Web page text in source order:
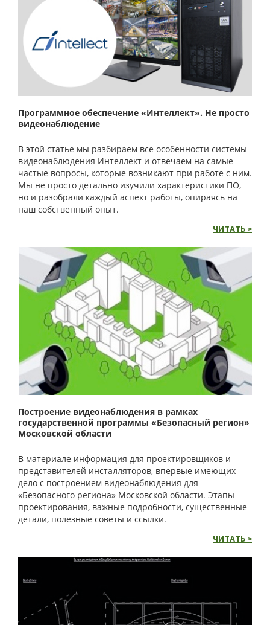
Программное обеспечение «Интеллект». Не просто
видеонаблюдение
В этой статье мы разбираем все особенности системы
видеонаблюдения Интеллект и отвечаем на самые
частые вопросы, которые возникают при работе с ним.
Мы не просто детально изучили характеристики ПО,
но и разобрали каждый аспект работы, опираясь на
наш собственный опыт.
ЧИТАТЬ >
Построение видеонаблюдения в рамках
государственной программы «Безопасный регион»
Московской области
В материале информация для проектировщиков и
представителей инсталляторов, впервые имеющих
дело с построением видеонаблюдения для
«Безопасного региона» Московской области. Этапы
проектирования, важные подробности, существенные
детали, полезные советы и ссылки.
ЧИТАТЬ >